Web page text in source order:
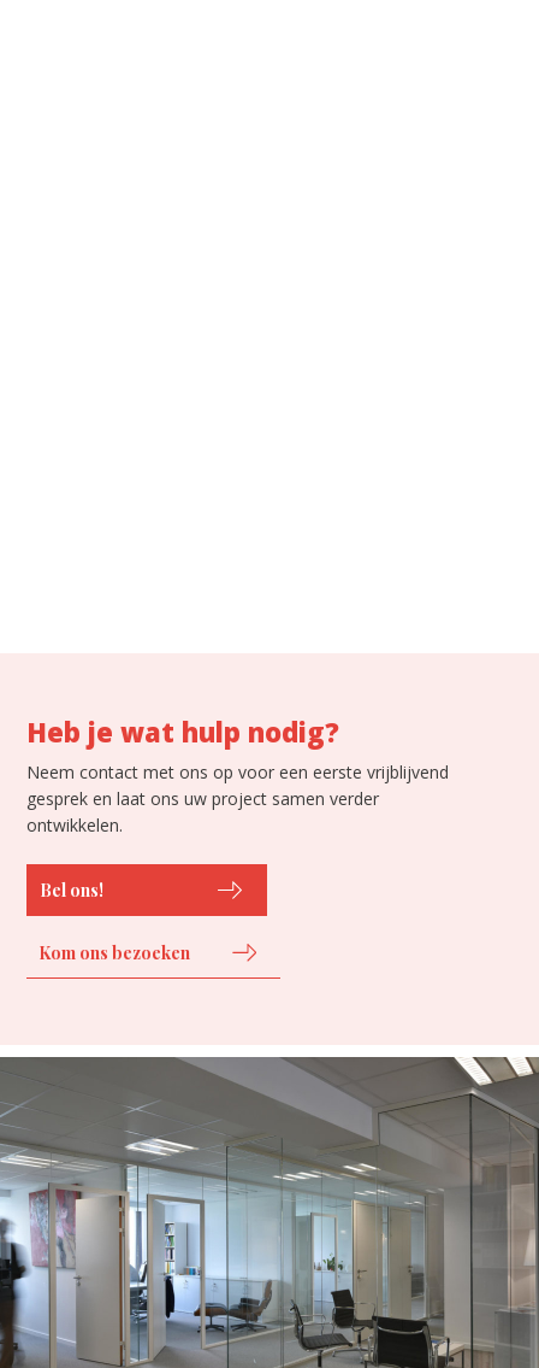
Heb je wat hulp nodig?
Neem contact met ons op voor een eerste vrijblijvend
gesprek en laat ons uw project samen verder
ontwikkelen.
Bel ons!
Kom ons bezoeken